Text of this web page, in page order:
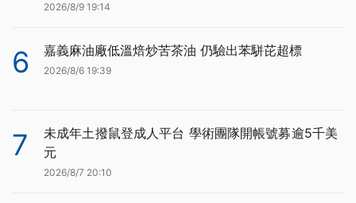
2026/8/9 19:14
6 嘉義麻油廠低溫焙炒苦茶油 仍驗出苯駢芘超標
2026/8/6 19:39
7
未成年土撥鼠登成人平台 學術團隊開帳號募逾5千美
元
2026/8/7 20:10